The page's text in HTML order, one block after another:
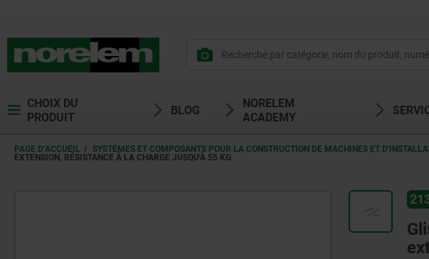
CHOIX DU
PRODUIT
BLOG
NORELEM
ACADEMY
PAGE D’ACCUEIL SYSTÈMES ET COMPOSANTS POUR LA CONSTRUCTION DE MACHINES ET
EXTENSION, RÉSISTANCE À LA CHARGE JUSQU'À 55 KG